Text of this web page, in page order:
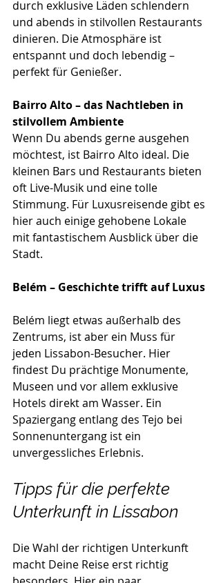
durch exklusive Läden schlendern
und abends in stilvollen Restaurants
dinieren. Die Atmosphäre ist
entspannt und doch lebendig –
perfekt für Genießer.
Bairro Alto – das Nachtleben in
stilvollem Ambiente
Wenn Du abends gerne ausgehen
möchtest, ist Bairro Alto ideal. Die
kleinen Bars und Restaurants bieten
oft Live-Musik und eine tolle
Stimmung. Für Luxusreisende gibt es
hier auch einige gehobene Lokale
mit fantastischem Ausblick über die
Stadt.
Belém – Geschichte trifft auf Luxus
Belém liegt etwas außerhalb des
Zentrums, ist aber ein Muss für
jeden Lissabon-Besucher. Hier
findest Du prächtige Monumente,
Museen und vor allem exklusive
Hotels direkt am Wasser. Ein
Spaziergang entlang des Tejo bei
Sonnenuntergang ist ein
unvergessliches Erlebnis.
Tipps für die perfekte
Unterkunft in Lissabon
Die Wahl der richtigen Unterkunft
macht Deine Reise erst richtig